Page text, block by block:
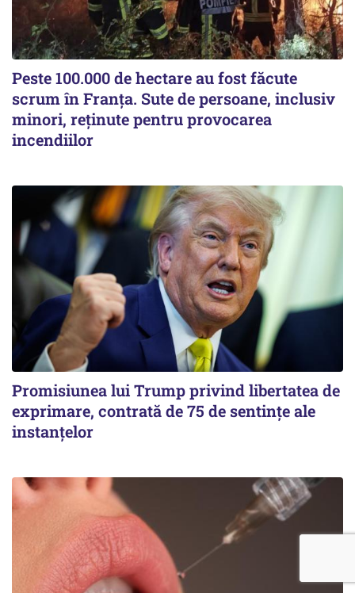
Peste 100.000 de hectare au fost făcute
scrum în Franța. Sute de persoane, inclusiv
minori, reținute pentru provocarea
incendiilor
Promisiunea lui Trump privind libertatea de
exprimare, contrată de 75 de sentințe ale
instanțelor